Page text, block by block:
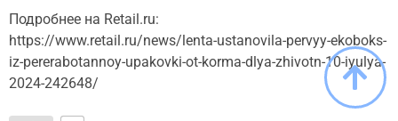
Подробнее на Retail.ru:
https://www.retail.ru/news/lenta-ustanovila-pervyy-ekoboks-
iz-pererabotannoy-upakovki-ot-korma-dlya-zhivotn-10-iyulya-
2024-242648/